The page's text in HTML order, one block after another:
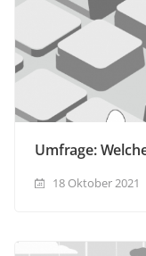
Umfrage:
18 Oktober 2021